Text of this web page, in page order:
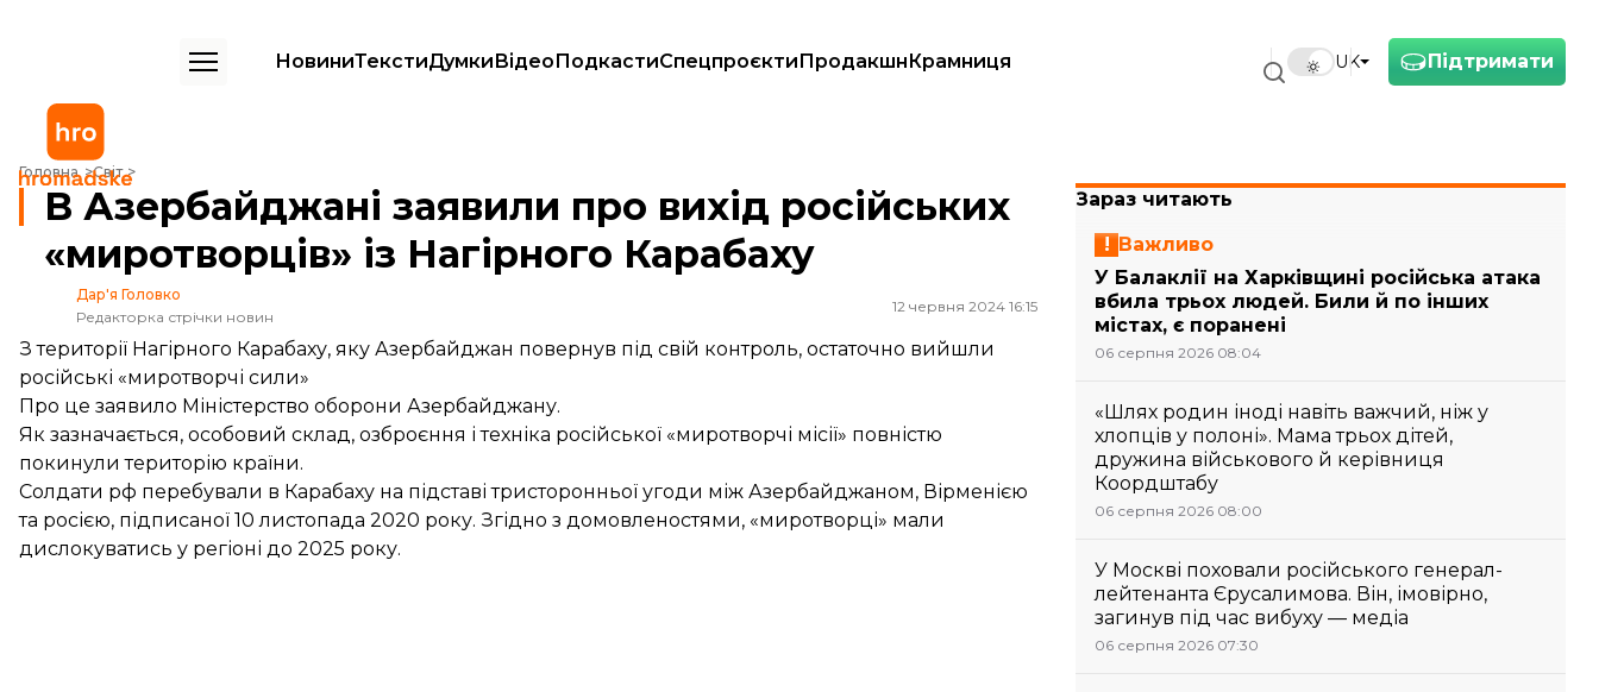
Підтримати
UK
НовиниТекстиДумкиВідеоПодкастиСпецпроєктиПродакшнКрамниця
Головна Світ
В Азербайджані заявили про вихід російських «миротворців» із Нагірного Карабаху
В Азербайджані заявили про вихід російських
«миротворців» із Нагірного Карабаху
Дар'я Головко
Редакторка стрічки новин
12 червня 2024 16:15
З території Нагірного Карабаху, яку Азербайджан повернув під свій контроль, остаточно вийшли
російські «миротворчі сили»
Про це заявило Міністерство оборони Азербайджану.
Як зазначається, особовий склад, озброєння і техніка російської «миротворчі місії» повністю
покинули територію країни.
Солдати рф перебували в Карабаху на підставі тристоронньої угоди між Азербайджаном, Вірменією
та росією, підписаної 10 листопада 2020 року. Згідно з домовленостями, «миротворці» мали
дислокуватись у регіоні до 2025 року.
Зараз читають
Важливо
У Балаклії на Харківщині російська атака
вбила трьох людей. Били й по інших
містах, є поранені
06 серпня 2026 08:04
«Шлях родин іноді навіть важчий, ніж у
хлопців у полоні». Мама трьох дітей,
дружина військового й керівниця
Коордштабу
06 серпня 2026 08:00
У Москві поховали російського генерал-
лейтенанта Єрусалимова. Він, імовірно,
загинув під час вибуху — медіа
06 серпня 2026 07:30